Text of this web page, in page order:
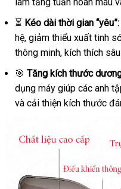
Xoay
Bú
Mút
⏳ Kéo dài thời gian “yêu”:
hệ, giảm thiểu xuất tinh
thông minh, kích thích
🎯 Tăng kích thước
dụng máy giúp các anh
và cải thiện kích thước